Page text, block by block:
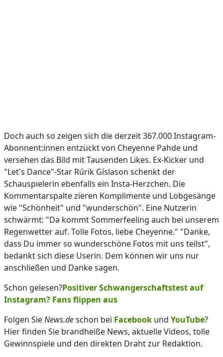
Doch auch so zeigen sich die derzeit 367.000 Instagram-
Abonnent:innen entzückt von Cheyenne Pahde und
versehen das Bild mit Tausenden Likes. Ex-Kicker und
"Let's Dance"-Star Rúrik Gíslason schenkt der
Schauspielerin ebenfalls ein Insta-Herzchen. Die
Kommentarspalte zieren Komplimente und Lobgesänge
wie "Schönheit" und "wunderschön". Eine Nutzerin
schwärmt: "Da kommt Sommerfeeling auch bei unserem
Regenwetter auf. Tolle Fotos, liebe Cheyenne." "Danke,
dass Du immer so wunderschöne Fotos mit uns teilst",
bedankt sich diese Userin. Dem können wir uns nur
anschließen und Danke sagen.
Schon gelesen?Positiver Schwangerschaftstest auf
Instagram? Fans flippen aus
Folgen SieNews.deschon bei Facebook und YouTube?
Hier finden Sie brandheiße News, aktuelle Videos, tolle
Gewinnspiele und den direkten Draht zur Redaktion.